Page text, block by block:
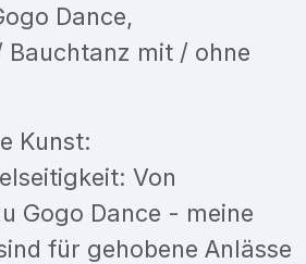
Dance,
Bauchtanz mit / ohne
Kunst:
Von
Gogo Dance - meine
für gehobene Anlässe